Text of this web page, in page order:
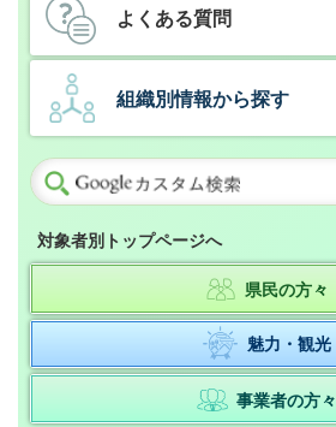
よくある質問
組織別情報から探す
対象者別トップページへ
県民の方々
魅力・観光
事業者の方々